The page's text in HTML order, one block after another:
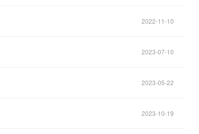
2022-11-10
2023-07-10
2023-05-22
2023-10-19